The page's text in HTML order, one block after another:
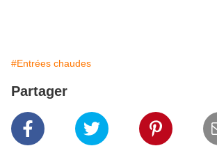
#Entrées chaudes
Partager